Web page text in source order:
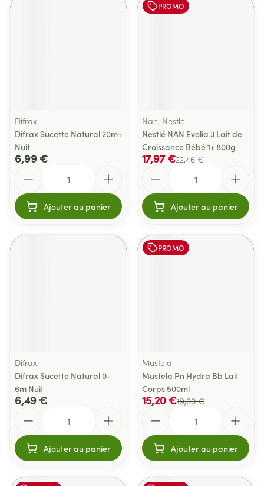
Difrax
Difrax Sucette Natural 20m+
Nuit
6,99 €
Ajouter au panier
PROMO
Nan, Nestle
Nestlé NAN Evolia 3 Lait de
Croissance Bébé 1+ 800g
22,46 €
17,97 €
Ajouter au panier
Difrax
Difrax Sucette Natural 0-
6m Nuit
6,49 €
Ajouter au panier
PROMO
Mustela
Mustela Pn Hydra Bb Lait
Corps 500ml
19,00 €
15,20 €
Ajouter au panier